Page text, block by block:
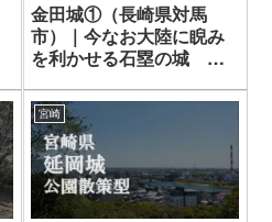
金田城①（長崎県対馬
市）｜今なお大陸に睨み
を利かせる石塁の城 古
宮崎